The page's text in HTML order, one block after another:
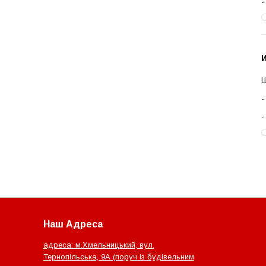
Наш Адреса
адреса: м.Хмельницький, вул.
Тернопільська, 9А (поруч із будівельним